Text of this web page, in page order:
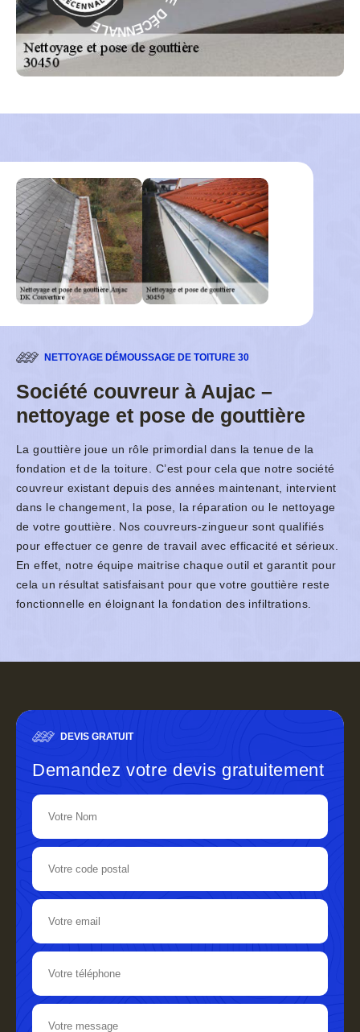
G
A
R
A
N C
E
N
N
A
L
E
-
NETTOYAGE DÉMOUSSAGE DE TOITURE 30
Société couvreur à Aujac –
nettoyage et pose de gouttière
La gouttière joue un rôle primordial dans la tenue de la
fondation et de la toiture. C’est pour cela que notre société
couvreur existant depuis des années maintenant, intervient
dans le changement, la pose, la réparation ou le nettoyage
de votre gouttière. Nos couvreurs-zingueur sont qualifiés
pour effectuer ce genre de travail avec efficacité et sérieux.
En effet, notre équipe maitrise chaque outil et garantit pour
cela un résultat satisfaisant pour que votre gouttière reste
fonctionnelle en éloignant la fondation des infiltrations.
DEVIS GRATUIT
Demandez votre devis gratuitement